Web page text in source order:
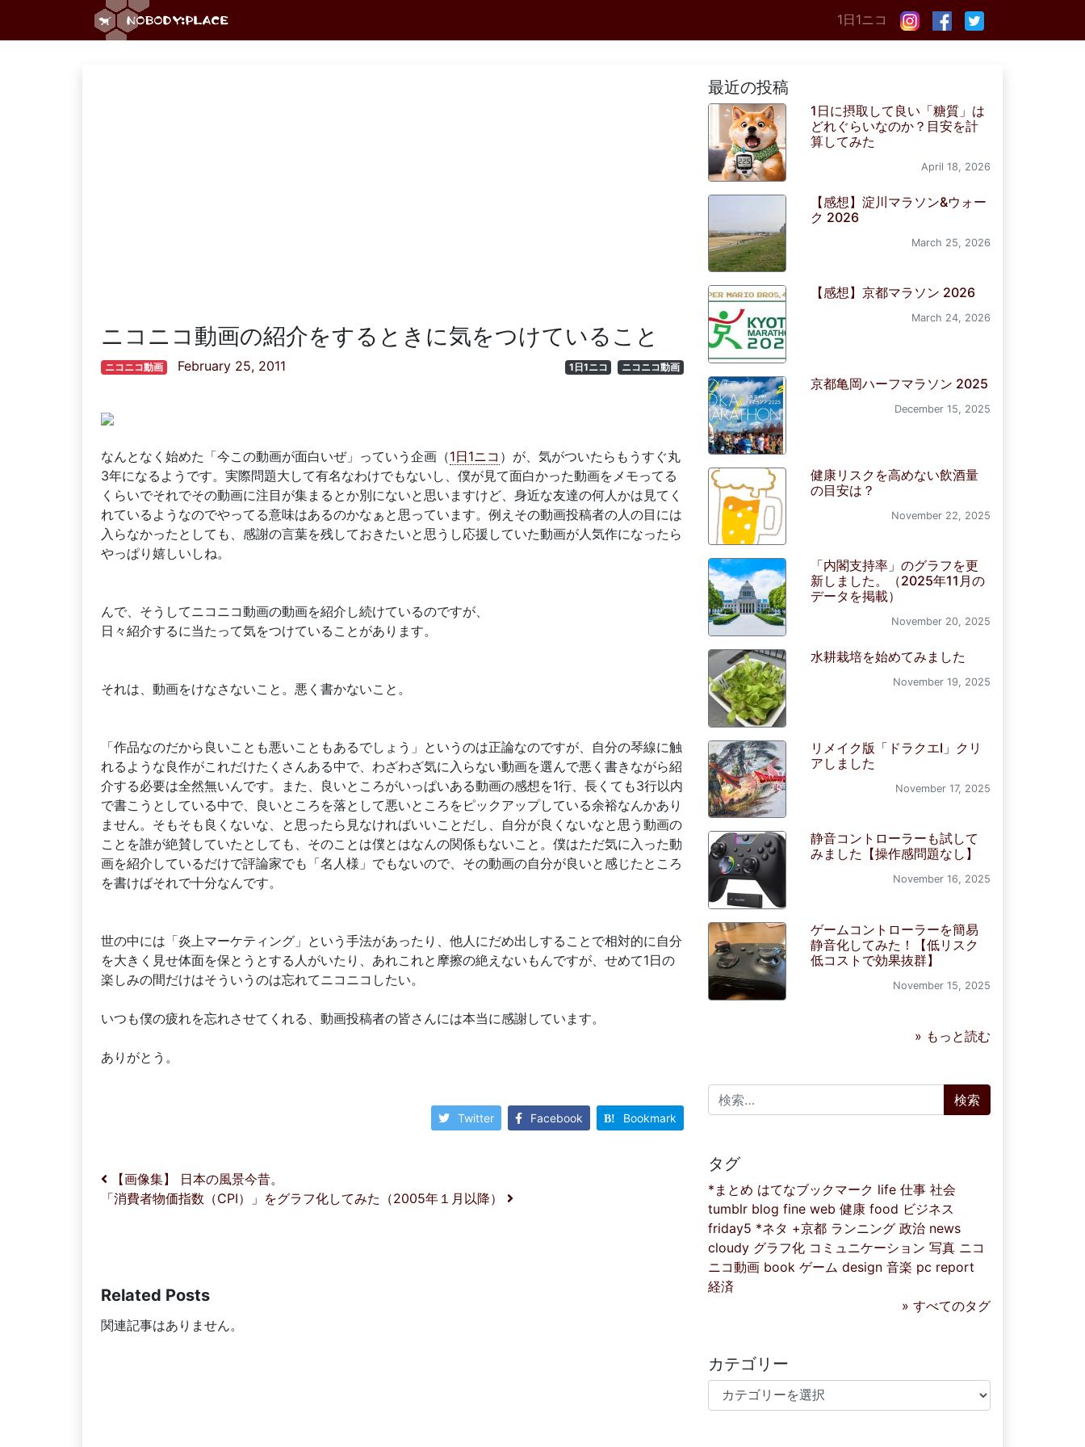
1日1ニコ
ニコニコ動画の紹介をするときに気をつけていること
ニコニコ動画 February 25, 2011 1日1ニコ ニコニコ動画
なんとなく始めた「今この動画が面白いぜ」っていう企画（1日1ニコ ）が、気がついたらもうすぐ丸
3年になるようです。実際問題大して有名なわけでもないし、僕が見て面白かった動画をメモってる
くらいでそれでその動画に注目が集まるとか別にないと思いますけど、身近な友達の何人かは見てく
れているようなのでやってる意味はあるのかなぁと思っています。例えその動画投稿者の人の目には
入らなかったとしても、感謝の言葉を残しておきたいと思うし応援していた動画が人気作になったら
やっぱり嬉しいしね。
んで、そうしてニコニコ動画の動画を紹介し続けているのですが、
日々紹介するに当たって気をつけていることがあります。
それは、動画をけなさないこと。悪く書かないこと。
「作品なのだから良いことも悪いこともあるでしょう」というのは正論なのですが、自分の琴線に触
れるような良作がこれだけたくさんある中で、わざわざ気に入らない動画を選んで悪く書きながら紹
介する必要は全然無いんです。また、良いところがいっぱいある動画の感想を1行、長くても3行以内
で書こうとしている中で、良いところを落として悪いところをピックアップしている余裕なんかあり
ません。そもそも良くないな、と思ったら見なければいいことだし、自分が良くないなと思う動画の
ことを誰が絶賛していたとしても、そのことは僕とはなんの関係もないこと。僕はただ気に入った動
画を紹介しているだけで評論家でも「名人様」でもないので、その動画の自分が良いと感じたところ
を書けばそれで十分なんです。
世の中には「炎上マーケティング」という手法があったり、他人にだめ出しすることで相対的に自分
を大きく見せ体面を保とうとする人がいたり、あれこれと摩擦の絶えないもんですが、せめて1日の
楽しみの間だけはそういうのは忘れてニコニコしたい。
いつも僕の疲れを忘れさせてくれる、動画投稿者の皆さんには本当に感謝しています。
ありがとう。
Twitter Facebook Bookmark
投稿ナビゲーション
【画像集】 日本の風景今昔。
「消費者物価指数（CPI）」をグラフ化してみた（2005年１月以降）
Related Posts
関連記事はありません。
最近の投稿
1日に摂取して良い「糖質」は
どれぐらいなのか？目安を計
算してみた
April 18, 2026
【感想】淀川マラソン&ウォー
ク 2026
March 25, 2026
【感想】京都マラソン 2026
March 24, 2026
京都亀岡ハーフマラソン 2025
December 15, 2025
健康リスクを高めない飲酒量
の目安は？
November 22, 2025
「内閣支持率」のグラフを更
新しました。（2025年11月の
データを掲載）
November 20, 2025
水耕栽培を始めてみました
November 19, 2025
リメイク版「ドラクエI」クリ
アしました
November 17, 2025
静音コントローラーも試して
みました【操作感問題なし】
November 16, 2025
ゲームコントローラーを簡易
静音化してみた！【低リスク
低コストで効果抜群】
November 15, 2025
» もっと読む
検索:
タグ
*まとめ はてなブックマーク life 仕事 社会
tumblr blog fine web 健康 food ビジネス
friday5 *ネタ +京都 ランニング 政治 news
cloudy グラフ化 コミュニケーション 写真 ニコ
ニコ動画 book ゲーム design 音楽 pc report
経済
» すべてのタグ
カテゴリー
カテゴリー